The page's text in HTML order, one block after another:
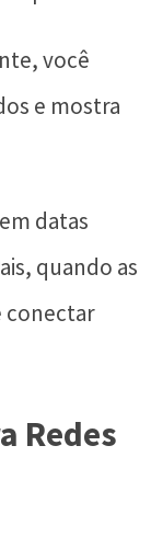
você
e mostra
datas
quando as
conectar
Redes